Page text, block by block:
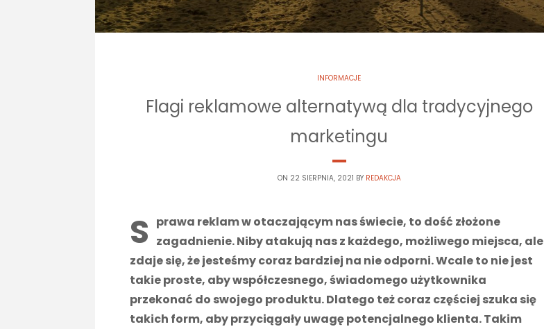
INFORMACJE
Flagi reklamowe alternatywą dla tradycyjnego
marketingu
ON 22 SIERPNIA, 2021 BY REDAKCJA
S prawa reklam w otaczającym nas świecie, to dość złożone
zagadnienie. Niby atakują nas z każdego, możliwego miejsca, ale
zdaje się, że jesteśmy coraz bardziej na nie odporni. Wcale to nie jest
takie proste, aby współczesnego, świadomego użytkownika
przekonać do swojego produktu. Dlatego też coraz częściej szuka się
takich form, aby przyciągały uwagę potencjalnego klienta. Takim